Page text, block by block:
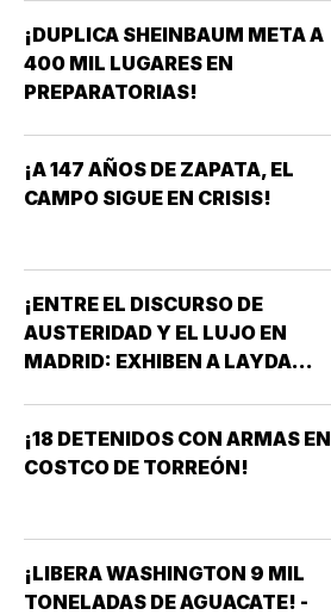
¡DUPLICA SHEINBAUM META A
400 MIL LUGARES EN
PREPARATORIAS!
¡A 147 AÑOS DE ZAPATA, EL
CAMPO SIGUE EN CRISIS!
¡ENTRE EL DISCURSO DE
AUSTERIDAD Y EL LUJO EN
MADRID: EXHIBEN A LAYDA
¡18 DETENIDOS CON ARMAS EN
COSTCO DE TORREÓN!
¡LIBERA WASHINGTON 9 MIL
TONELADAS DE AGUACATE! -